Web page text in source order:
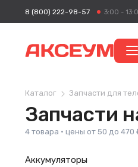
8 (800) 222-98-57 3:00 -
Каталог Запчасти для
Запчасти
4 товара · цены от 50 до 470
Аккумуляторы